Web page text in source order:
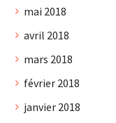
mai 2018
avril 2018
mars 2018
février 2018
janvier 2018